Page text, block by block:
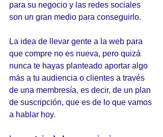
para su negocio y las redes sociales
son un gran medio para conseguirlo.
La idea de llevar gente a la web para
que compre no es nueva, pero quizá
nunca te hayas planteado aportar algo
más a tu audiencia o clientes a través
de una membresía, es decir, de un plan
de suscripción, que es de lo que vamos
a hablar hoy.